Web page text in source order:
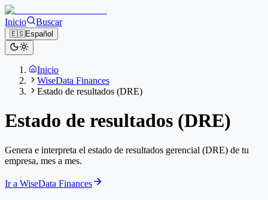
Inicio Buscar
🇪🇸Español
Inicio
WiseData Finances
Estado de resultados (DRE)
Estado de resultados (DRE)
Genera e interpreta el estado de resultados gerencial (DRE) de tu
empresa, mes a mes.
Ir a WiseData Finances